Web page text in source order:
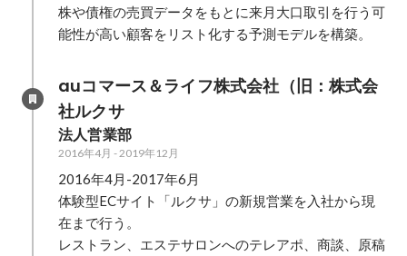
株や債権の売買データをもとに来月大口取引を行う可
能性が高い顧客をリスト化する予測モデルを構築。
auコマース＆ライフ株式会社（旧：株式会
社ルクサ
法人営業部
2016年4月 - 2019年12月
2016年4月-2017年6月
体験型ECサイト「ルクサ」の新規営業を入社から現
在まで行う。
レストラン、エステサロンへのテレアポ、商談、原稿